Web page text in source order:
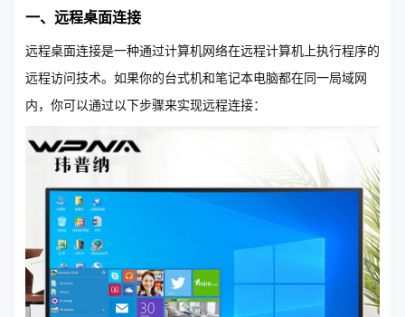
一、远程桌面连接
远程桌面连接是一种通过计算机网络在远程计算机上执行程序的
远程访问技术。如果你的台式机和笔记本电脑都在同一局域网
内，你可以通过以下步骤来实现远程连接：